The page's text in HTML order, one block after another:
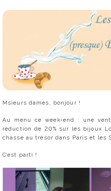
Msieurs dames, bonjour !
Au menu ce week-end : une
réduction de 20% sur les bijoux
chasse au trésor dans Paris et les
C’est parti !